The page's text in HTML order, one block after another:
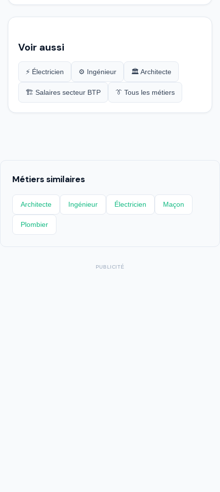
Voir aussi
⚡ Électricien ⚙️ Ingénieur 🏛️ Architecte
🏗️ Salaires secteur BTP 👔 Tous les métiers
Métiers similaires
Architecte Ingénieur Électricien Maçon
Plombier
PUBLICITÉ